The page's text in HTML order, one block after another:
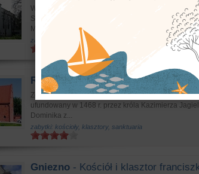
Wieś Kamion (Kamionek) swoje początki miała w
Solca. Prawdopodobnie wówczas istniał tu
Męczennika nal...
zabytki: kościoły, klasztory, sanktuaria
Radom- Kościelny piekarnik
Zespół klasztorny ojców bernardynów w Radomiu
ufundowany w 1468 r. przez króla Kazimierza
Dominika z...
zabytki: kościoły, klasztory, sanktuaria
Gniezno - Kościół i klasztor